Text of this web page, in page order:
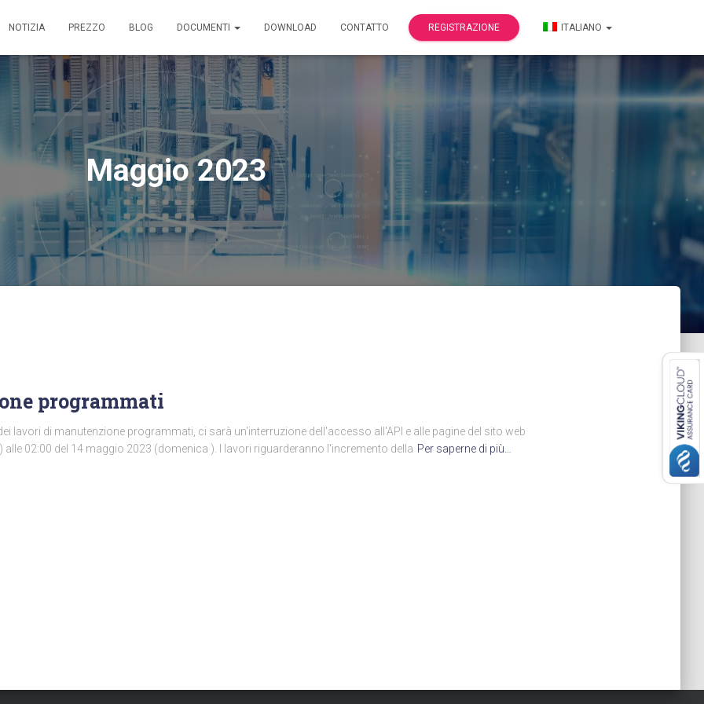
NOTIZIA PREZZO BLOG DOCUMENTI DOWNLOAD CONTATTO REGISTRAZIONE ITALIANO
Maggio 2023
programmati
lavori di manutenzione programmati, ci sarà un'interruzione dell'accesso all'API e alle pagine del sito web
02:00 del 14 maggio 2023 (domenica ). I lavori riguarderanno l'incremento della Per saperne di più…